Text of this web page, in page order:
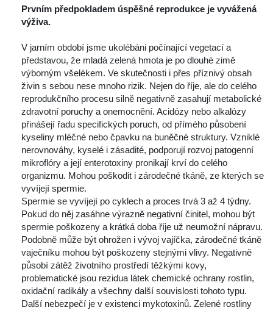
Prvním předpokladem úspěšné reprodukce je vyvážená
výživa.
V jarním období jsme ukolébáni počínající vegetací a
představou, že mladá zelená hmota je po dlouhé zimě
výborným všelékem. Ve skutečnosti i přes příznivý obsah
živin s sebou nese mnoho rizik. Nejen do říje, ale do celého
reprodukčního procesu silně negativně zasahují metabolické
zdravotní poruchy a onemocnění. Acidózy nebo alkalózy
přinášejí řadu specifických poruch, od přímého působení
kyseliny mléčné nebo čpavku na buněčné struktury. Vzniklé
nerovnováhy, kyselé i zásadité, podporují rozvoj patogenní
mikroflóry a její enterotoxiny pronikají krví do celého
organizmu. Mohou poškodit i zárodečné tkáně, ze kterých se
vyvíjejí spermie.
Spermie se vyvíjejí po cyklech a proces trvá 3 až 4 týdny.
Pokud do něj zasáhne výrazně negativní činitel, mohou být
permie poškozeny a krátká doba říje už neumožní nápravu.
Podobně může být ohrožen i vývoj vajíčka, zárodečné tkáně
vaječníku mohou být poškozeny stejnými vlivy. Negativně
působí zátěž životního prostředí těžkými kovy,
problematické jsou rezidua látek chemické ochrany rostlin,
oxidační radikály a všechny další souvislosti tohoto typu.
Další nebezpečí je v existenci mykotoxinů. Zelené rostliny